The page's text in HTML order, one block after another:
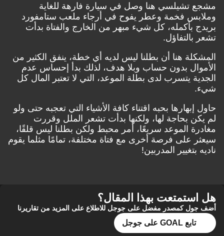
مشجع تشيلسي هنا وصل في سيارة فارهة للغاية
وملابس فخمة وعطر يفوح في أرجاء ملعب ستامفورد
بريدج بأكمله، كل شيء مبهر من الخارج والفتاة بدأت
تشعر بالتفاؤل.
المشكلة هنا أن بطلنا ليس لديه أي خطة، ينفق الكثير من
الأموال بدون حساب وبلا هدف، لذلك بدأ إحساس عدم
الجدية يتسرب لدى بطلة الموعد، التي لا تعتبر المال كل
شيء.
حاول إبهارها بحبه اقتناء كافة الأشياء التي تعجبه حتى ولو
لم يكن بحاجة لها، ولكنها بدأت تشعر الملل وقررت
مغادرة الموعد سريعًا، أمر محبط ولكن بطلنا ليس قلقًا،
سيعثر على فرصة أخرى مع فتاة مختلفة، تمامًا مثلما يقوم
ناديه بتغيير المدربين!
هل استمتعت بهذا المقال؟
أضف جول كمصدر مفضل على جوجل للاطلاع على المزيد من تقاريرنا
تابع GOAL على جوجل